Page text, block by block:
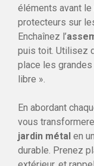
éléments avant le
protecteurs sur
Enchaînez l’
puis toit. Utilisez
place les
libre ».
En abordant
vous
jardin métal en
durable. Prenez